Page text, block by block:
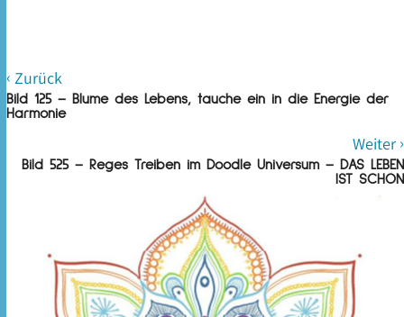
‹ Zurück
Bild 125 – Blume des Lebens, tauche ein in die Energie der
Harmonie
Weiter ›
Bild 525 – Reges Treiben im Doodle Universum – DAS LEBEN
IST SCHÖN